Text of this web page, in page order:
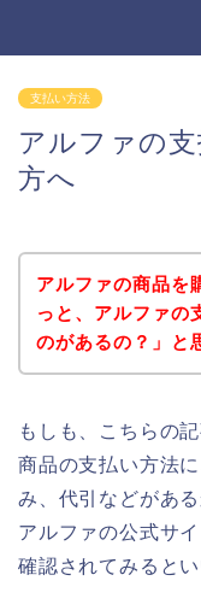
支払い方法
アルファの
方へ
アルファの商品を
っと、アルファの
のがあるの？」と
もしも、こちらの
商品の支払い方法
み、代引などがあ
アルファの公式サ
確認されてみると